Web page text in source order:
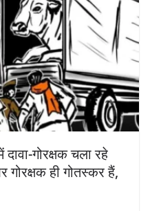
गोरक्षक चला रहे
गोरक्षक ही गोतस्कर हैं,